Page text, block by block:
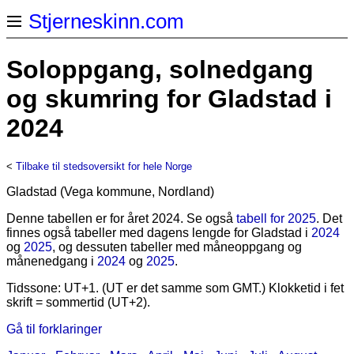
Stjerneskinn.com
Soloppgang, solnedgang
og skumring for Gladstad i
2024
< Tilbake til stedsoversikt for hele Norge
Gladstad (Vega kommune, Nordland)
Denne tabellen er for året 2024. Se også tabell for 2025. Det
finnes også tabeller med dagens lengde for Gladstad i 2024
og 2025, og dessuten tabeller med måneoppgang og
månenedgang i 2024 og 2025.
Tidssone: UT+1. (UT er det samme som GMT.) Klokketid i fet
skrift = sommertid (UT+2).
Gå til forklaringer